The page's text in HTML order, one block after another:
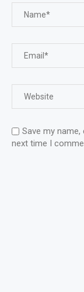
Save my
next time I